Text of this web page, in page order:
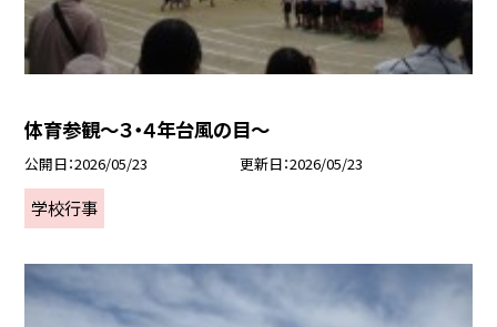
体育参観～３・４年台風の目～
公開日 2026/05/23 更新日 2026/05/23
学校行事